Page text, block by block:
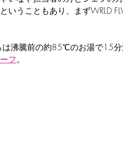
いうこともあり、まずWRLD
沸騰前の約85℃のお湯で15分
フ。